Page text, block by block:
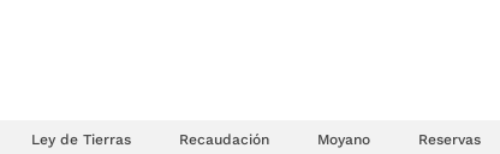
Ley de Tierras Recaudación Moyano Reservas